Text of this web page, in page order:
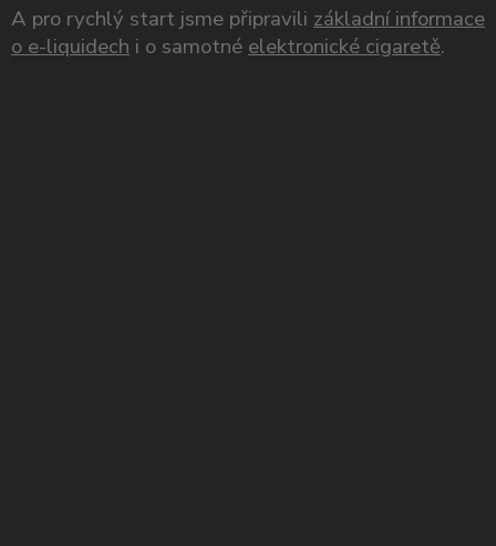
A pro rychlý start jsme připravili základní informace
o e-liquidech i o samotné elektronické cigaretě.